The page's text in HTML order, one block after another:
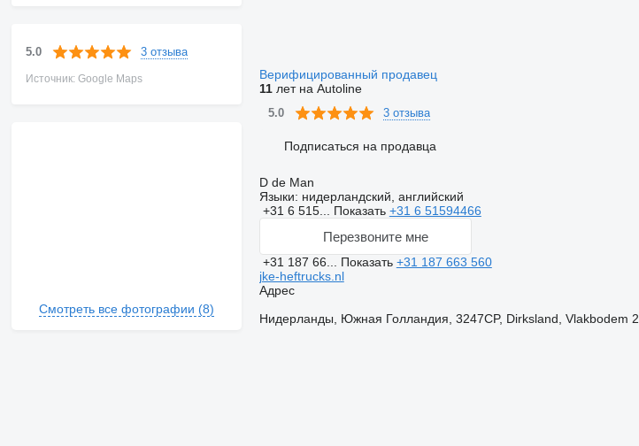
5.0 3 отзыва
Источник: Google Maps
Смотреть все фотографии (8)
Верифицированный продавец
11лет на Autoline
5.0 3 отзыва
Подписаться на продавца
D de Man
Языки: нидерландский, английский
+31 6 515... Показать +31 6 51594466
Перезвоните мне
+31 187 66... Показать +31 187 663 560
jke-heftrucks.nl
Адрес
Нидерланды, Южная Голландия, 3247CP, Dirksland, Vlakbodem 2